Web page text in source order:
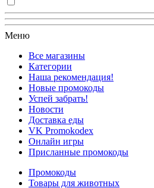
Меню
Все магазины
Категории
Наша рекомендация!
Новые промокоды
Успей забрать!
Новости
Доставка еды
VK Promokodex
Онлайн игры
Присланные промокоды
Промокоды
Товары для животных